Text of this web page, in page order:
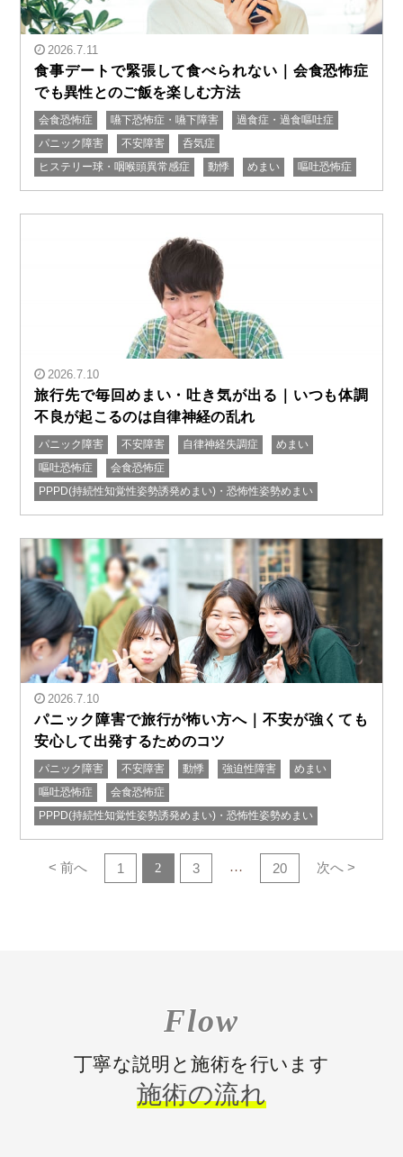
" alt="食事デートで緊張して食べられない｜会食恐怖症
でも異性とのご飯を楽しむ方法"/>
2026.7.11
食事デートで緊張して食べられない｜会食恐怖症
でも異性とのご飯を楽しむ方法
会食恐怖症 嚥下恐怖症・嚥下障害
過食症・過食嘔吐症
パニック障害
不安障害
呑気症
ヒステリー球・咽喉頭異常感症
動悸 めまい 嘔吐恐怖症
" alt="旅行先で毎回めまい・吐き気が出る｜いつも体調
不良が起こるのは自律神経の乱れ"/>
2026.7.10
旅行先で毎回めまい・吐き気が出る｜いつも体調
不良が起こるのは自律神経の乱れ
パニック障害 不安障害 自律神経失調症
めまい
嘔吐恐怖症
会食恐怖症
PPPD(持続性知覚性姿勢誘発めまい)・恐怖性姿勢めまい
" alt="パニック障害で旅行が怖い方へ｜不安が強くても
安心して出発するためのコツ"/>
2026.7.10
パニック障害で旅行が怖い方へ｜不安が強くても
安心して出発するためのコツ
パニック障害 不安障害 動悸 強迫性障害
めまい
嘔吐恐怖症
会食恐怖症
PPPD(持続性知覚性姿勢誘発めまい)・恐怖性姿勢めまい
< 前へ 1 2 3 … 20 次へ >
Flow
丁寧な説明と施術を行います
施術の流れ